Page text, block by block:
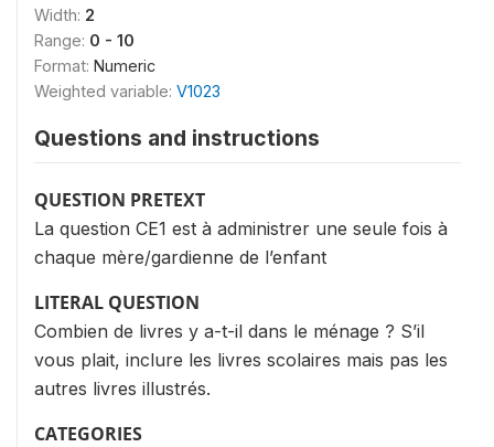
Width: 2
Range: 0 - 10
Format: Numeric
Weighted variable: V1023
Questions and instructions
QUESTION PRETEXT
La question CE1 est à administrer une seule fois à
chaque mère/gardienne de l’enfant
LITERAL QUESTION
Combien de livres y a-t-il dans le ménage ? S’il
vous plait, inclure les livres scolaires mais pas les
autres livres illustrés.
CATEGORIES